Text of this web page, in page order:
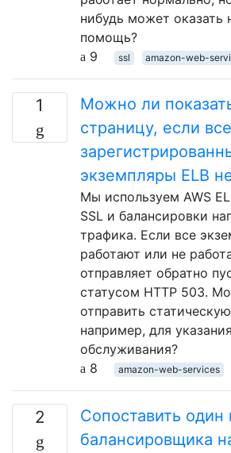
нибудь может оказать
помощь?
9
ssl amazon-web-
1
Можно ли
страницу, если все
экземпляры ELB
Мы используем AWS
SSL и балансировки
трафика. Если все
работают или не
отправляет обратно
статусом HTTP 503.
отправить
например, для
обслуживания?
8
amazon-web-services
2
Сопоставить один
балансировщика